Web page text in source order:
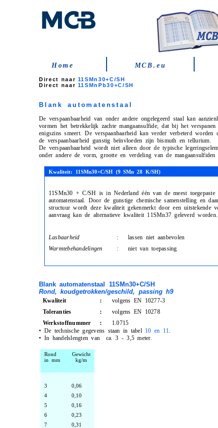
Home MCB.eu
Direct naar 11SMn30+C/SH
Direct naar 11SMnPb30+C/SH
Blank automatenstaal
De verspaanbaarheid van onder andere ongelegeerd staal kan
vormen het betrekkelijk zachte mangaansulfide, dat bij het
enigszins smeert. De verspaanbaarheid kan verder verbeterd
de verspaanbaarheid gunstig beïnvloeden zijn bismuth en tellurium.
De verspaanbaarheid wordt niet alleen door de typische
onder andere de vorm, grootte en verdeling van de
Kwaliteit: 11SMn30+C/SH (9 SMn 28 K/SH)
11SMn30 + C/SH is in Nederland één van de meest toegepaste
automatenstaal. Door de gunstige chemische samenstelling en
structuur wordt deze kwaliteit gekenmerkt door een uitstekende
aanvraag kan de alternatieve kwaliteit 11SMn37 geleverd worden.
Lasbaarheid :
lassen niet aanbevolen
Warmtebehandelingen
: niet van toepassing
Blank automatenstaal 11SMn30+C/SH
Rond, koudgetrokken/geschild, passing h9
Kwaliteit :
volgens EN 10277-3
Toleranties
:
volgens EN 10278
Werkstoffnummer
:
1.0715
• De technische gegevens staan in tabel 10 en 11.
• In handelslengten van ca. 3 - 3,5 meter.
Rond
in mm
Gewicht
kg/m
3
0,06
4
0,10
5
0,16
6
0,23
7
0,31